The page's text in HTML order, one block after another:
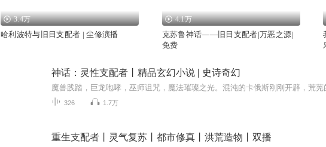
3.4万
哈利波特与旧日支配者 | 尘修演播
4.1万
克苏鲁神话——旧日支配者|万恶之源|
免费
神话：灵性支配者丨精品玄幻小说 | 史诗奇幻
326 1.7万
重生支配者丨灵气复苏丨都市修真丨洪荒造物丨双播